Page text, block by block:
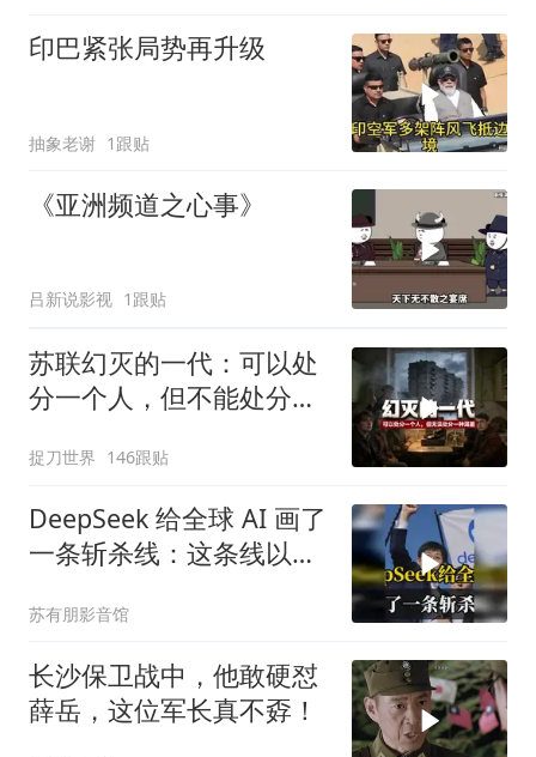
印巴紧张局势再升级
抽象老谢 1跟贴
《亚洲频道之心事》
吕新说影视 1跟贴
苏联幻灭的一代：可以处
分一个人，但不能处分一
捉刀世界 146跟贴
DeepSeek 给全球 AI 画了
一条斩杀线：这条线以下
苏有朋影音馆
长沙保卫战中，他敢硬怼
薛岳，这位军长真不孬！